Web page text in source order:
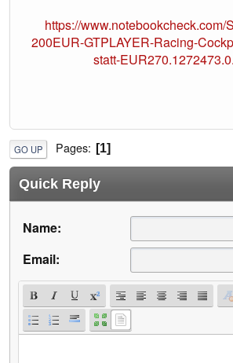
https://www.notebookcheck.com/
200EUR-GTPLAYER-Racing-
statt-
GO UP Pages 1
Quick Reply
Name:
Email: